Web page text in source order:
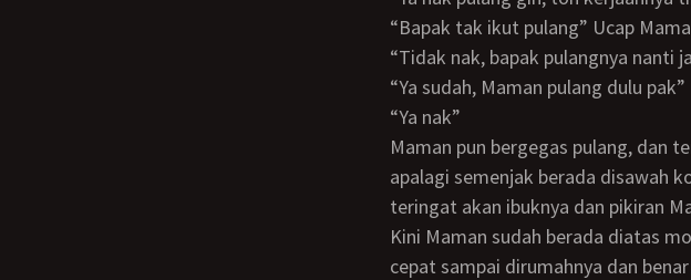
“Bapak tak ikut pulang” Ucap
“Tidak nak, bapak pulangnya
“Ya sudah, Maman pulang dulu
“Ya nak”
Maman pun bergegas pulang, dan tentunya Maman ingin menyetubuhi ibuknya lagi,
apalagi semenjak berada disawah
teringat akan ibuknya dan pikiran
Kini Maman sudah berada diatas motornya dan melaju dengan kecepatan tinggi biar
cepat sampai dirumahnya dan